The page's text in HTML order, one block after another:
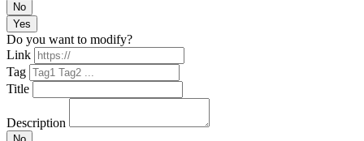
No
Yes
Do you want to modify?
Link
Tag
Title
Description